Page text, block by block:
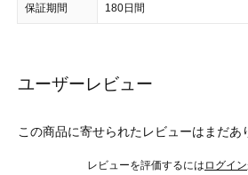
保証期間 180日間
ユーザーレビュー
この商品に寄せられたレビューはまだあ
レビューを評価するには ログイン